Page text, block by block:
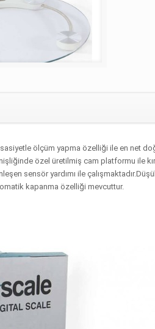
ölçüm yapma özelliği ile en net
özel üretilmiş cam platformu ile
sensör yardımı ile
kapanma özelliği mevcuttur.